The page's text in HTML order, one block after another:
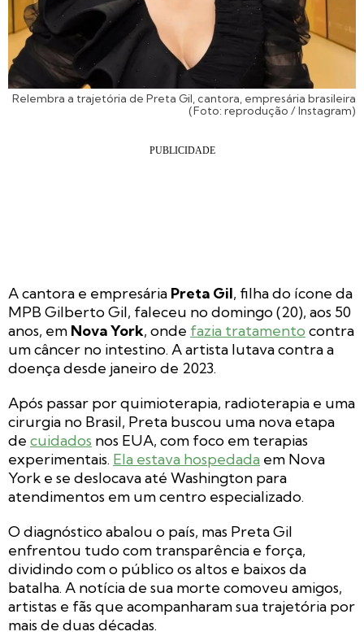
Relembra a trajetória de Preta Gil, cantora, empresária brasileira
(Foto: reprodução / Instagram)
A cantora e empresária Preta Gil, filha do ícone da
MPB Gilberto Gil, faleceu no domingo (20), aos 50
anos, em Nova York, onde fazia tratamento contra
um câncer no intestino. A artista lutava contra a
doença desde janeiro de 2023.
Após passar por quimioterapia, radioterapia e uma
cirurgia no Brasil, Preta buscou uma nova etapa
de cuidados nos EUA, com foco em terapias
experimentais. Ela estava hospedada em Nova
York e se deslocava até Washington para
atendimentos em um centro especializado.
O diagnóstico abalou o país, mas Preta Gil
enfrentou tudo com transparência e força,
dividindo com o público os altos e baixos da
batalha. A notícia de sua morte comoveu amigos,
artistas e fãs que acompanharam sua trajetória por
mais de duas décadas.